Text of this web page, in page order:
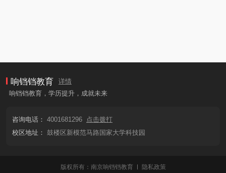
响铛铛教育
详情
响铛铛教育，学历提升，成就未来
咨询电话： 4001681296 点击拨打
校区地址： 鼓楼区新模范马路国家大学科技园
版权所有：南京响铛铛教育
隐私政策